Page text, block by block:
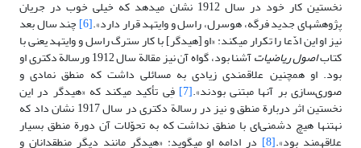
نخستین کار خود در سال 1912 نشان مى‏دهد که خیلى خوب در جریان
پژوهش‏هاى جدید فرگه، هوسرل، راسل و وایتهد قرار دارد».[6] چند سال بعد
نیز او این ادّعا را تکرار مى‏کند: «او [هیدگر] با کار سترگ راسل و وایتهد یعنى با
کتاباصول ریاضیات آشنا بود، گواه آن نیز مقالة سال 1912 ورسالة دکترى او
بود. او همچنین علاقمندی زیادی به مسائلى داشت که منطق نمادى و
صورى‏سازى بر آنها مبتنى بودند».[7] فِى تأکید مى‏کند که «هیدگر در این
نخستین اثر دربارة منطق و نیز در رسالة دکترى در سال 1917 نشان داد که
نه‏تنها هیچ دشمنی‌ای با منطق نداشت که به تحوّلات آن دورة منطق بسیار
علاقه‏مند بود».[8] در ادامه او مى‏گوید: «هیدگر مانند دیگر منطق‏دانان و